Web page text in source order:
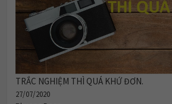
TRẮC NGHIỆM THÌ QUÁ KHỨ ĐƠN.
27/07/2020